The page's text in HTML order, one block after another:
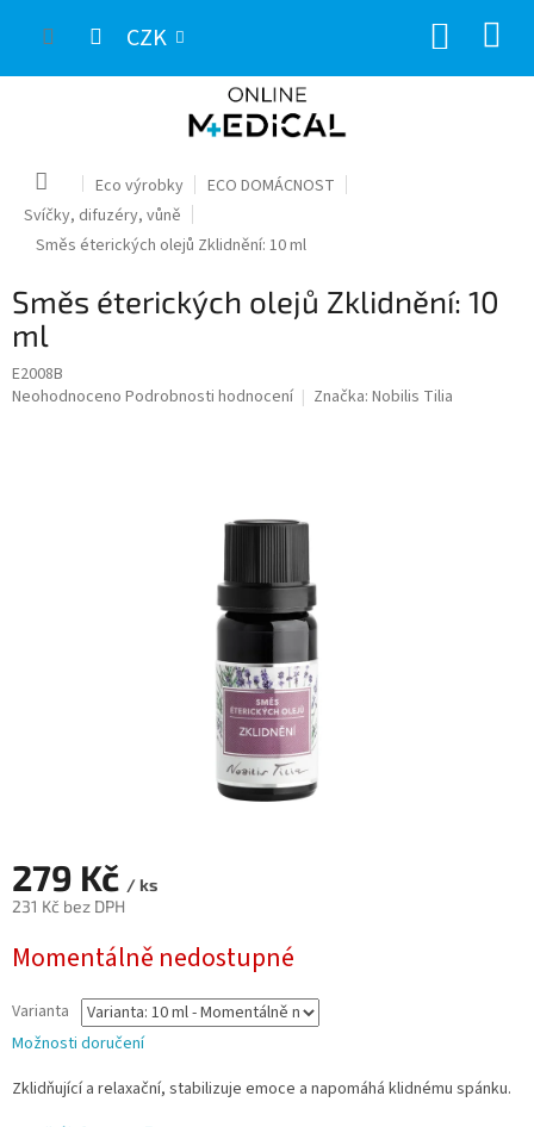
CZK
Domů Eco výrobky
ECO DOMÁCNOST
Svíčky, difuzéry, vůně
Směs éterických olejů Zklidnění: 10 ml
Směs éterických olejů Zklidnění: 10
ml
E2008B
Průměrné
Neohodnoceno Podrobnosti hodnocení Značka: Nobilis Tilia
279 Kč / ks
231 Kč bez DPH
cena:
Momentálně nedostupné
Varianta
Možnosti doručení
Zklidňující a relaxační, stabilizuje emoce a napomáhá klidnému spánku.